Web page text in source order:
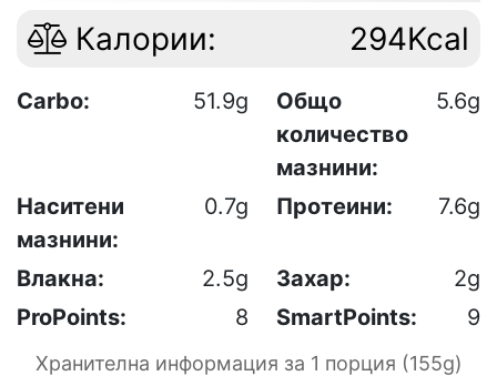
Калории: 294Kcal
Carbo: 51.9g
Общо
количество
мазнини:
5.6g
Наситени
мазнини:
0.7g Протеини: 7.6g
Влакна: 2.5g Захар:
2g
ProPoints:
8 SmartPoints: 9
Хранителна информация за 1 порция (155g)